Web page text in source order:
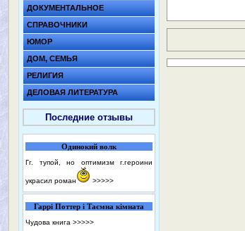
ДОКУМЕНТАЛЬНОЕ
СПРАВОЧНИКИ
ЮМОР
ДОМ, СЕМЬЯ
РЕЛИГИЯ
ДЕЛОВАЯ ЛИТЕРАТУРА
Последние отзывы
Одинокий волк
Гг. тупой, но оптимизм г.героини
украсил роман >>>>>
Гаррі Поттер і Таємна кімната
Чудова книга >>>>>